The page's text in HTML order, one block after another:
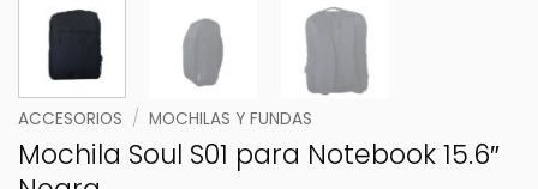
ACCESORIOS / MOCHILAS Y FUNDAS
Mochila Soul S01 para Notebook 15.6″